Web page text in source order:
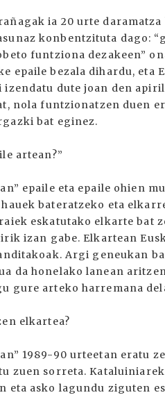
ia 20 urte
konbentzituta dago:
funtziona dezakeen”
epaile bezala dihardu, eta
izendatu dute joan den
nola funtzionatzen duen
bat eginez.
artean?”
epaile eta epaile ohien
hauek bateratzeko eta
eskatutako elkarte bat
izan gabe. Elkartean
Argi geneukan
da honelako lanean
gure arteko harremana
elkartea?
1989-90 urteetan eratu
zuen sorreta.
eta asko lagundu ziguten